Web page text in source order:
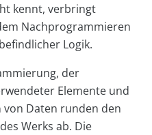
kennt, verbringt
Nachprogrammieren
Logik.
der
Elemente und
von Daten runden den
Werks ab. Die